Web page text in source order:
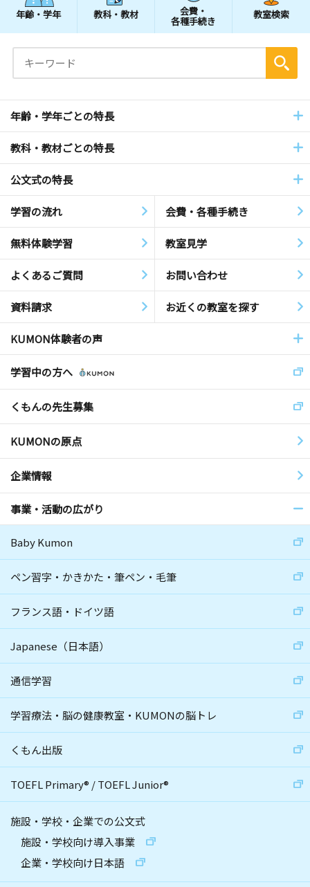
年齢・学年 教科・教材 会費・
各種手続き
教室検索
年齢・学年ごとの特長
教科・教材ごとの特長
公文式の特長
学習の流れ 会費・各種手続き
無料体験学習 教室見学
よくあるご質問 お問い合わせ
資料請求 お近くの教室を探す
KUMON体験者の声
学習中の方へ
くもんの先生募集
KUMONの原点
企業情報
事業・活動の広がり
Baby Kumon
ペン習字・かきかた・筆ペン・毛筆
フランス語・ドイツ語
Japanese（日本語）
通信学習
学習療法・脳の健康教室・KUMONの脳トレ
くもん出版
TOEFL Primary® /TOEFL Junior®
施設・学校・企業での公文式
施設・学校向け導入事業
企業・学校向け日本語